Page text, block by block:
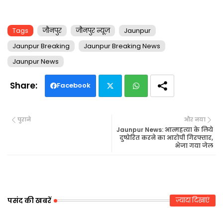
Tags जौनपुर जौनपुर न्यूज़
Jaunpur
Jaunpur Breaking
Jaunpur Breaking News
Jaunpur News
Facebook
ats
और नया
Jaunpur News: आत्महत्या के लिये
दुष्प्रेरित करने का आरोपी गिरफ्तार,
भेजा गया जेल
पुराने
पसंद की खबरें ज़्यादा दिखाएं